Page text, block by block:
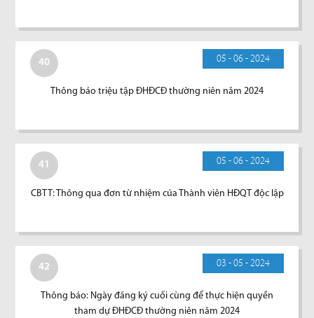
40 05 - 06 - 2024
Thông báo triệu tập ĐHĐCĐ thường niên năm 2024
41 05 - 06 - 2024
CBTT: Thông qua đơn từ nhiệm của Thành viên HĐQT độc lập
42 03 - 05 - 2024
Thông báo: Ngày đăng ký cuối cùng để thực hiện quyền
tham dự ĐHĐCĐ thường niên năm 2024